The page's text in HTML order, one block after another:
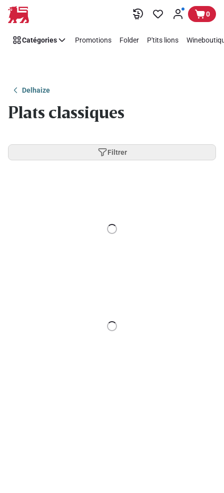
Passer 0
Catégories Promotions Folder P'tits lions
Delhaize
Plats classiques
Filtrer